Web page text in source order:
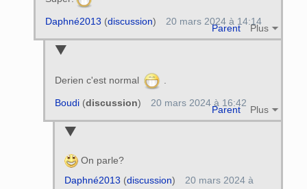
Parent Plus
Daphné2013 (discussion) 20 mars 2024 à 14:14
Derien c'est normal
Parent Plus
Boudi(discussion) 20 mars 2024 à 16:42
On parle?
Daphné2013 (discussion)
20 mars 2024 à